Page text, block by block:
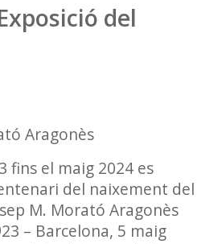
del
Aragonès
fins el maig 2024 es
del naixement del
M. Morató Aragonès
– Barcelona, 5 maig